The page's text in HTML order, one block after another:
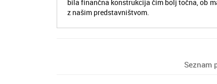
bila finančna konstrukcija čim bolj točna, ob
z našim predstavništvom.
Seznam